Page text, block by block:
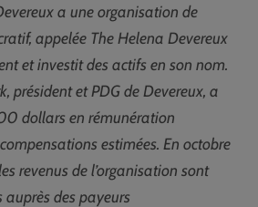
a une organisation de
appelée The Helena Devereux
et investit des actifs en son nom.
président et PDG de Devereux, a
dollars en rémunération
estimées. En octobre
revenus de l’organisation sont
auprès des payeurs